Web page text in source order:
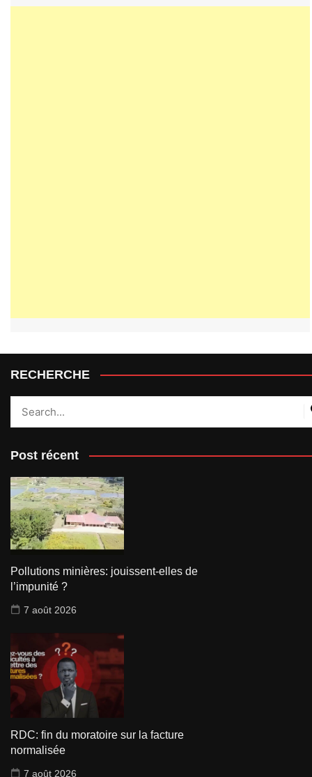
RECHERCHE
Post récent
Pollutions minières: jouissent-elles de
l’impunité ?
7 août 2026
RDC: fin du moratoire sur la facture
normalisée
7 août 2026